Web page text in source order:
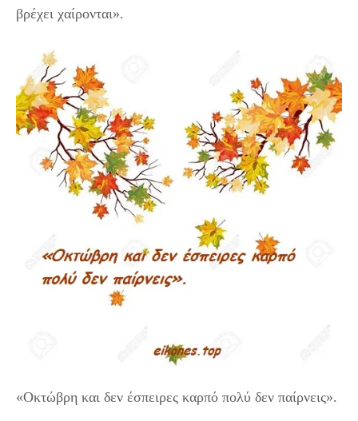
βρέχει χαίρονται».
«Οκτώβρη και δεν έσπειρες καρπό πολύ δεν παίρνεις».